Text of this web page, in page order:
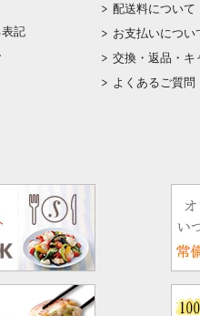
記
配送料について
お支払いについ
交換・返品・キ
よくあるご質問